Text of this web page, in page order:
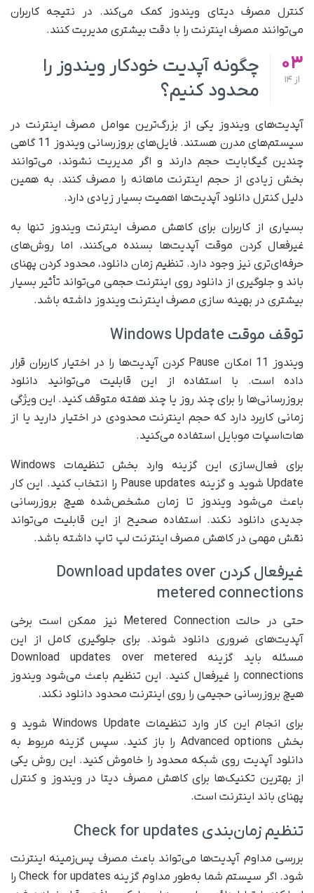
کنترل مصرف دیتای ویندوز کمک می‌کند. در نتیجه کاربران
می‌توانند مصرف اینترنت را با دقت بیشتری مدیریت کنند.
03
از
چگونه آپدیت خودکار ویندوز را
محدود کنیم؟
آپدیت‌های ویندوز یکی از بزرگ‌ترین عوامل مصرف اینترنت در
سیستم‌های مدرن هستند. فایل‌های بروزرسانی ویندوز 11 گاهی
چندین گیگابایت حجم دارند و اگر مدیریت نشوند، می‌توانند
بخش زیادی از حجم اینترنت ماهانه را مصرف کنند. به همین
دلیل کنترل دانلود آپدیت‌ها اهمیت بسیار زیادی دارد.
بسیاری از کاربران برای کاهش مصرف اینترنت ویندوز تنها به
غیرفعال کردن موقت آپدیت‌ها بسنده می‌کنند، اما روش‌های
حرفه‌ای‌تری نیز وجود دارد. تنظیم زمان دانلود، محدود کردن پهنای
باند و جلوگیری از دانلود روی اینترنت حجمی می‌تواند تأثیر بسیار
بیشتری در بهینه سازی مصرف اینترنت ویندوز داشته باشد.
توقف موقت Windows Update
ویندوز 11 امکان Pause کردن آپدیت‌ها را در اختیار کاربران قرار
داده است. با استفاده از این قابلیت می‌توانید دانلود
بروزرسانی‌ها را برای چند روز یا چند هفته متوقف کنید. این ویژگی
زمانی کاربرد دارد که حجم اینترنت محدودی در اختیار دارید یا از
هات‌اسپات موبایل استفاده می‌کنید.
برای فعال‌سازی این گزینه وارد بخش تنظیمات Windows
Update شوید و گزینه Pause updates را انتخاب کنید. این کار
باعث می‌شود ویندوز تا زمان مشخص‌شده هیچ بروزرسانی
جدیدی دانلود نکند. استفاده صحیح از این قابلیت می‌تواند
نقش مهمی در کاهش مصرف اینترنت لپ تاپ داشته باشد.
غیرفعال کردن Download updates over
metered connections
حتی در حالت Metered Connection نیز ممکن است برخی
آپدیت‌های ضروری دانلود شوند. برای جلوگیری کامل از این
مسئله باید گزینه Download updates over metered
connections را غیرفعال کنید. این تنظیم باعث می‌شود ویندوز
هیچ بروزرسانی حجیمی را روی اینترنت محدود دانلود نکند.
برای انجام این کار وارد تنظیمات Windows Update شوید و
بخش Advanced options را باز کنید. سپس گزینه مربوط به
دانلود آپدیت روی شبکه محدود را خاموش کنید. این روش یکی
از بهترین تکنیک‌ها برای کاهش مصرف دیتا در ویندوز و کنترل
پهنای باند اینترنت است.
تنظیم زمان‌بندی Check for updates
بررسی مداوم آپدیت‌ها می‌تواند باعث مصرف پس‌زمینه اینترنت
شود. اگر سیستم شما به‌طور مداوم گزینه Check for updates را